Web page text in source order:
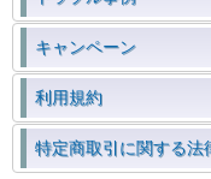
キャンペーン
利用規約
特定商取引に関する法